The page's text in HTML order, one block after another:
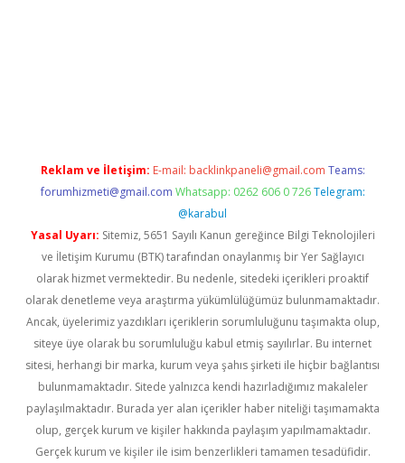
Reklam ve İletişim: E-mail: backlinkpaneli@gmail.com Teams:
forumhizmeti@gmail.com Whatsapp: 0262 606 0 726 Telegram:
@karabul
Yasal Uyarı: Sitemiz, 5651 Sayılı Kanun gereğince Bilgi Teknolojileri
ve İletişim Kurumu (BTK) tarafından onaylanmış bir Yer Sağlayıcı
olarak hizmet vermektedir. Bu nedenle, sitedeki içerikleri proaktif
olarak denetleme veya araştırma yükümlülüğümüz bulunmamaktadır.
Ancak, üyelerimiz yazdıkları içeriklerin sorumluluğunu taşımakta olup,
siteye üye olarak bu sorumluluğu kabul etmiş sayılırlar. Bu internet
sitesi, herhangi bir marka, kurum veya şahıs şirketi ile hiçbir bağlantısı
bulunmamaktadır. Sitede yalnızca kendi hazırladığımız makaleler
paylaşılmaktadır. Burada yer alan içerikler haber niteliği taşımamakta
olup, gerçek kurum ve kişiler hakkında paylaşım yapılmamaktadır.
Gerçek kurum ve kişiler ile isim benzerlikleri tamamen tesadüfidir.